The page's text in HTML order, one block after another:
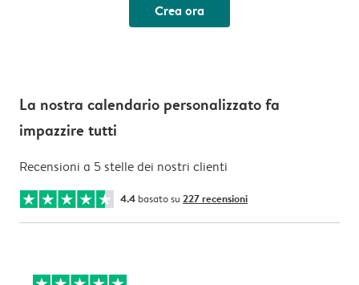
Crea ora
La nostra calendario personalizzato fa
impazzire tutti
Recensioni a 5 stelle dei nostri clienti
4.4 basato su 227 recensioni